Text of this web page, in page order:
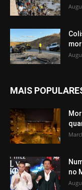
MAIS
no